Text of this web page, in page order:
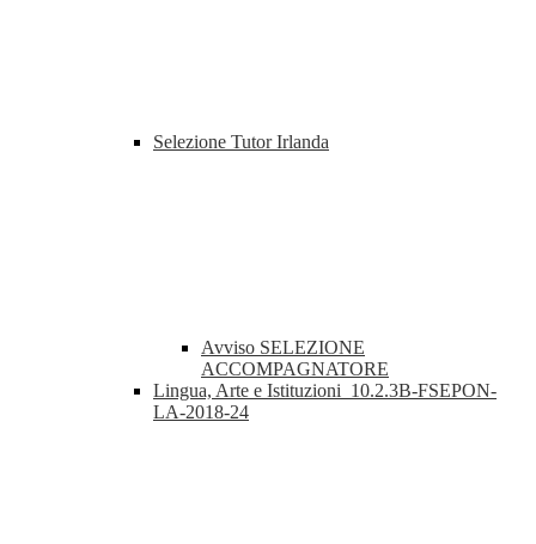
Selezione Tutor Irlanda
Avviso SELEZIONE
ACCOMPAGNATORE
Lingua, Arte e Istituzioni_10.2.3B-FSEPON-
LA-2018-24